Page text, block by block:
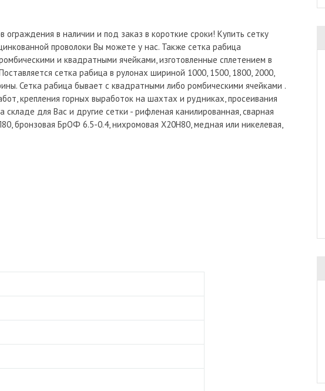
в наличии и под заказ в короткие сроки! Купить сетку
проволоки Вы можете у нас. Также сетка рабица
и квадратными ячейками, изготовленные сплетением в
сетка рабица в рулонах шириной 1000, 1500, 1800, 2000,
Сетка рабица бывает с квадратными либо ромбическими ячейками .
крепления горных выработок на шахтах и рудниках, просеивания
для Вас и другие сетки - рифленая канилированная, сварная
бронзовая БрОФ 6.5-0.4, нихромовая Х20Н80, медная или никелевая,